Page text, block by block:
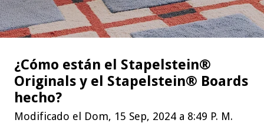
¿Cómo están el Stapelstein®
Originals y el Stapelstein® Boards
hecho?
Modificado el Dom, 15 Sep, 2024 a 8:49 P. M.